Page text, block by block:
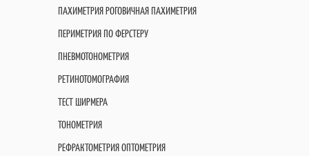
ПАХИМЕТРИЯ РОГОВИЧНАЯ ПАХИМЕТРИЯ
ПЕРИМЕТРИЯ ПО ФЕРСТЕРУ
ПНЕВМОТОНОМЕТРИЯ
РЕТИНОТОМОГРАФИЯ
ТЕСТ ШИРМЕРА
ТОНОМЕТРИЯ
РЕФРАКТОМЕТРИЯ ОПТОМЕТРИЯ